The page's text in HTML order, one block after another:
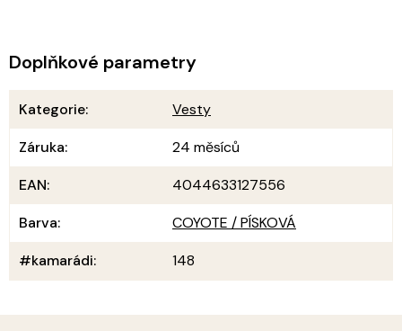
Doplňkové parametry
Kategorie:
Vesty
Záruka:
24 měsíců
EAN:
4044633127556
Barva:
COYOTE / PÍSKOVÁ
#kamarádi: 148